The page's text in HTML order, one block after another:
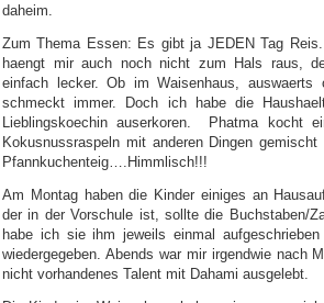
daheim.
Zum Thema Essen: Es gibt ja JEDEN Tag
haengt mir auch noch nicht zum Hals raus,
einfach lecker. Ob im Waisenhaus,
schmeckt immer. Doch ich habe die
Lieblingskoechin auserkoren. Phatma kocht
Kokusnussraspeln mit anderen Dingen
Pfannkuchenteig….Himmlisch!!!
Am Montag haben die Kinder einiges an
der in der Vorschule ist, sollte die Buchstaben/
habe ich sie ihm jeweils einmal
wiedergegeben. Abends war mir irgendwie nach
nicht vorhandenes Talent mit Dahami ausgelebt.